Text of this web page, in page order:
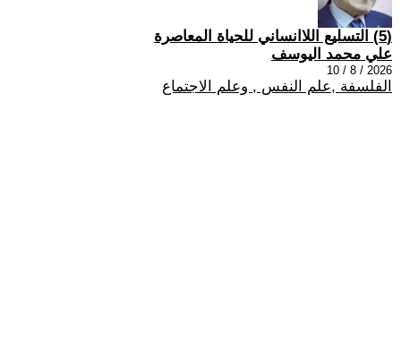
(5) التسليع اللاانساني للحياة المعاصرة
علي محمد اليوسف
2026 / 8 / 10
الفلسفة ,علم النفس , وعلم الاجتماع